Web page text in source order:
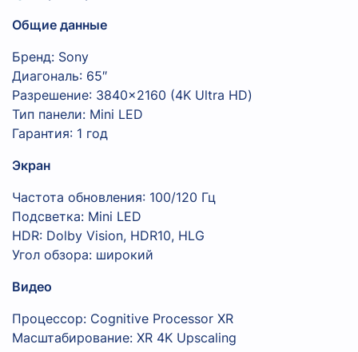
Общие данные
Бренд: Sony
Диагональ: 65″
Разрешение: 3840×2160 (4K Ultra HD)
Тип панели: Mini LED
Гарантия: 1 год
Экран
Частота обновления: 100/120 Гц
Подсветка: Mini LED
HDR: Dolby Vision, HDR10, HLG
Угол обзора: широкий
Видео
Процессор: Cognitive Processor XR
Масштабирование: XR 4K Upscaling